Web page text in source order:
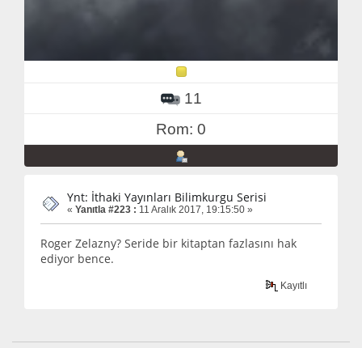
11
Rom: 0
Ynt: İthaki Yayınları Bilimkurgu Serisi
« Yanıtla #223 : 11 Aralık 2017, 19:15:50 »
Roger Zelazny? Seride bir kitaptan fazlasını hak
ediyor bence.
Kayıtlı